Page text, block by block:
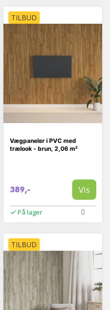
TILBUD
Vægpaneler i PVC med
trælook - brun, 2,06 m²
389,- Vis
På lager
TILBUD